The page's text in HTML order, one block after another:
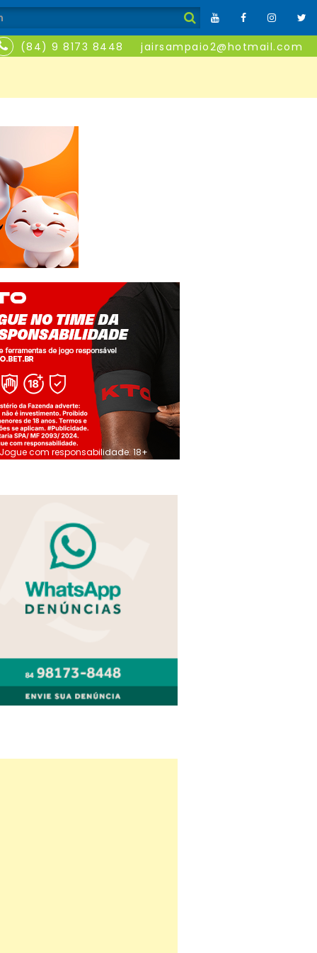
(84) 9 8173 8448 jairsampaio2@hotmail.com
Jogue com responsabilidade. 18+